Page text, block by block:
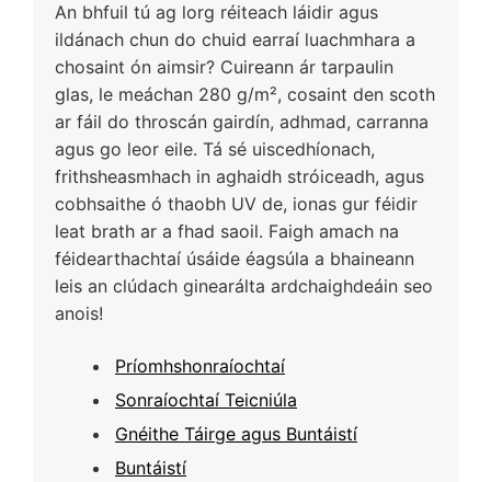
An bhfuil tú ag lorg réiteach láidir agus
ildánach chun do chuid earraí luachmhara a
chosaint ón aimsir? Cuireann ár tarpaulin
glas, le meáchan 280 g/m², cosaint den scoth
ar fáil do throscán gairdín, adhmad, carranna
agus go leor eile. Tá sé uiscedhíonach,
frithsheasmhach in aghaidh stróiceadh, agus
cobhsaithe ó thaobh UV de, ionas gur féidir
leat brath ar a fhad saoil. Faigh amach na
féidearthachtaí úsáide éagsúla a bhaineann
leis an clúdach ginearálta ardchaighdeáin seo
anois!
Príomhshonraíochtaí
Sonraíochtaí Teicniúla
Gnéithe Táirge agus Buntáistí
Buntáistí